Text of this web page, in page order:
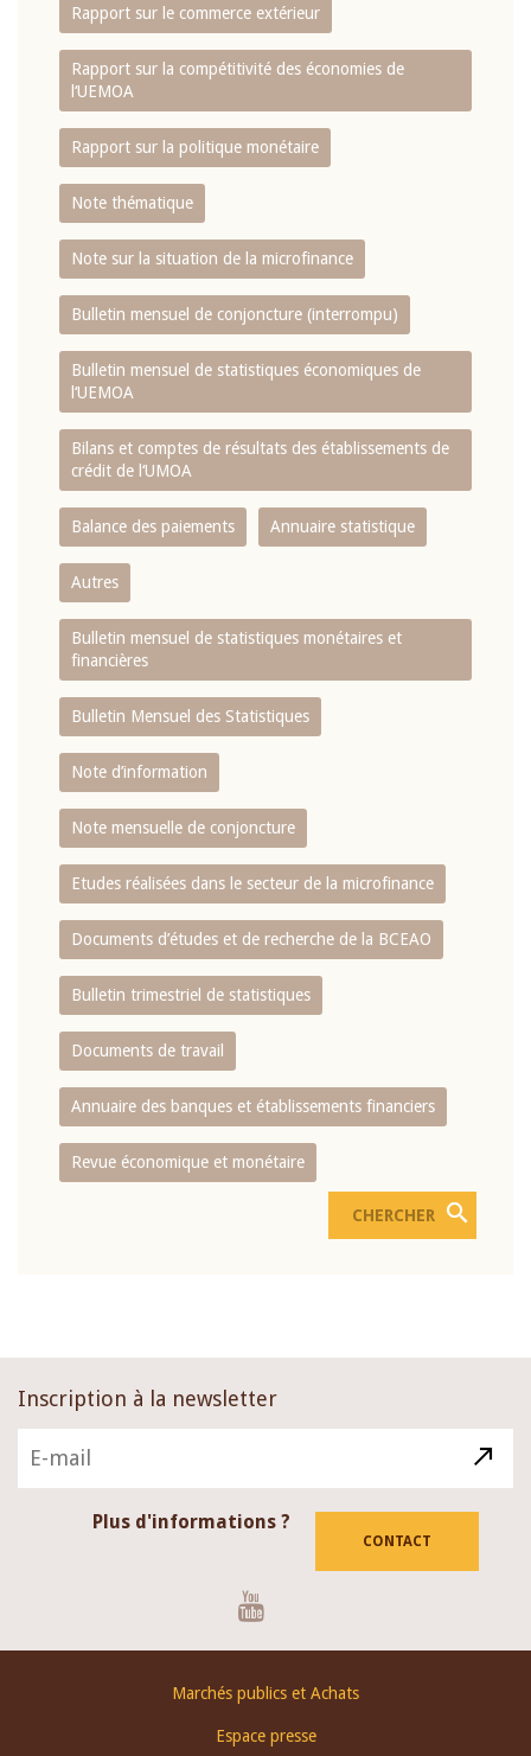
Rapport sur le commerce extérieur
Rapport sur la compétitivité des économies de
l‘UEMOA
Rapport sur la politique monétaire
Note thématique
Note sur la situation de la microfinance
Bulletin mensuel de conjoncture (interrompu)
Bulletin mensuel de statistiques économiques de
l‘UEMOA
Bilans et comptes de résultats des établissements de
crédit de l‘UMOA
Balance des paiements Annuaire statistique
Autres
Bulletin mensuel de statistiques monétaires et
financières
Bulletin Mensuel des Statistiques
Note d’information
Note mensuelle de conjoncture
Etudes réalisées dans le secteur de la microfinance
Documents d’études et de recherche de la BCEAO
Bulletin trimestriel de statistiques
Documents de travail
Annuaire des banques et établissements financiers
Revue économique et monétaire
Inscription à la newsletter
Plus d'informations ?
CONTACT
Marchés publics et Achats
Espace presse